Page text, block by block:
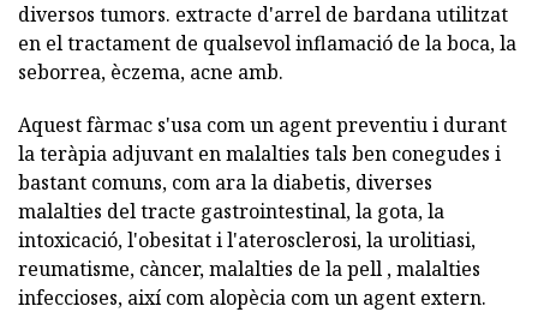
diversos tumors. extracte d'arrel de bardana utilitzat
en el tractament de qualsevol inflamació de la boca, la
seborrea, èczema, acne amb.
Aquest fàrmac s'usa com un agent preventiu i durant
la teràpia adjuvant en malalties tals ben conegudes i
bastant comuns, com ara la diabetis, diverses
malalties del tracte gastrointestinal, la gota, la
intoxicació, l'obesitat i l'aterosclerosi, la urolitiasi,
reumatisme, càncer, malalties de la pell , malalties
infeccioses, així com alopècia com un agent extern.